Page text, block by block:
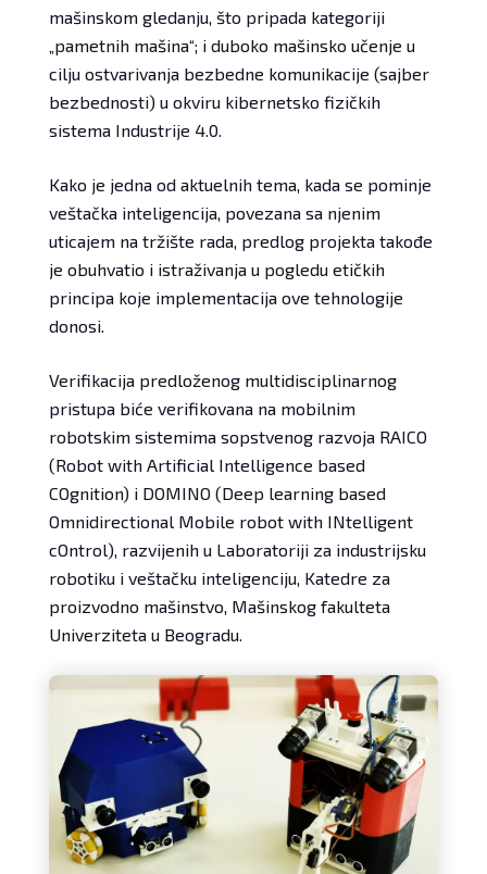
mašinskom gledanju, što pripada kategoriji
„pametnih mašina“; i duboko mašinsko učenje u
cilju ostvarivanja bezbedne komunikacije (sajber
bezbednosti) u okviru kibernetsko fizičkih
sistema Industrije 4.0.
Kako je jedna od aktuelnih tema, kada se pominje
veštačka inteligencija, povezana sa njenim
uticajem na tržište rada, predlog projekta takođe
je obuhvatio i istraživanja u pogledu etičkih
principa koje implementacija ove tehnologije
donosi.
Verifikacija predloženog multidisciplinarnog
pristupa biće verifikovana na mobilnim
robotskim sistemima sopstvenog razvoja RAICO
(Robot with Artificial Intelligence based
COgnition) i DOMINO (Deep learning based
Omnidirectional Mobile robot with INtelligent
cOntrol), razvijenih u Laboratoriji za industrijsku
robotiku i veštačku inteligenciju, Katedre za
proizvodno mašinstvo, Mašinskog fakulteta
Univerziteta u Beogradu.